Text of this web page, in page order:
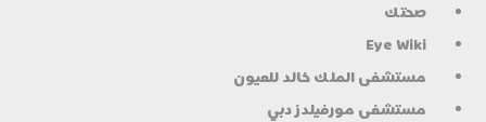
صحتك
Eye Wiki
مستشفى الملك خالد للعيون
مستشفى مورفيلدز دبي